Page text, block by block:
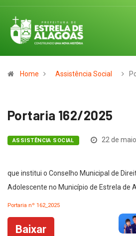
Home Assistência Social
Portaria 162/2025
ASSISTÊNCIA SOCIAL 22 de
que institui o Conselho Municipal de
Adolescente no Município de Estrela de
Portaria nº 162_2025
Baixar